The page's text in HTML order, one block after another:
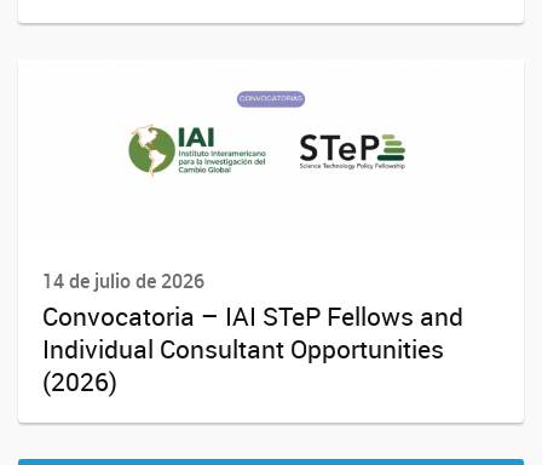
14 de julio de 2026
Convocatoria – IAI STeP Fellows and
Individual Consultant Opportunities
(2026)